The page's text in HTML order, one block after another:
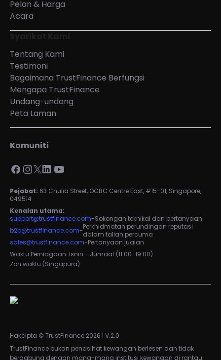
Pelan & Harga
Acara
Tentang Kami
Testimoni
Bagaimana TrustFinance Berfungsi
Mengapa TrustFinance
Undang-undang
Peta Laman
Komuniti
Pejabat: 63 Chulia Street, OCBC Centre East, #15-01, Singapore,
049514
Kenalan utama:
support@trustfinance.com-Sokongan teknikal dan pertanyaan
b2b@trustfinance.com-Perkhidmatan perundingan reputasi
dalam talian percuma
sales@trustfinance.com-Pertanyaan jualan
Waktu Perniagaan: Isnin - Jumaat (11.00-19.00)
Zon waktu (Singapura)
Hakcipta © TrustFinance 2026 | V.2.0
TrustFinance bukan penasihat kewangan berlesen dan tidak
bergabung dengan mana-mana institusi kewangan di rantau